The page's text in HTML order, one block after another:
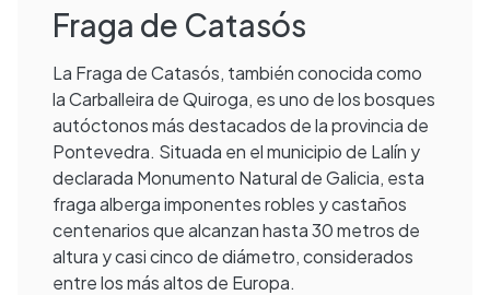
Fraga de Catasós
La Fraga de Catasós, también conocida como
la Carballeira de Quiroga, es uno de los bosques
autóctonos más destacados de la provincia de
Pontevedra. Situada en el municipio de Lalín y
declarada Monumento Natural de Galicia, esta
fraga alberga imponentes robles y castaños
centenarios que alcanzan hasta 30 metros de
altura y casi cinco de diámetro, considerados
entre los más altos de Europa.